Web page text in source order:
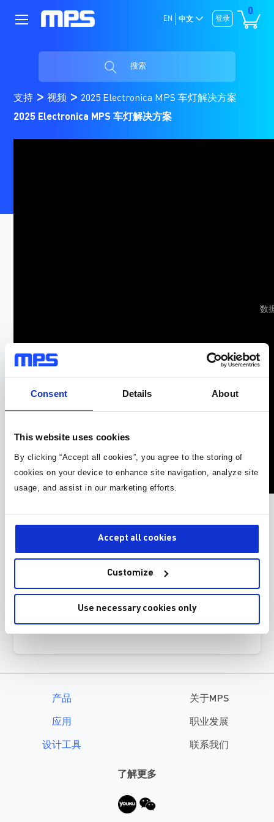
Consent Details About
This website uses cookies
By clicking “Accept all cookies”, you agree to the storing of
cookies on your device to enhance site navigation, analyze site
usage, and assist in our marketing efforts.
Accept all cookies
Customize
Use necessary cookies only
0
登录
EN 中文
搜索
支持 视频
2025 Electronica MPS 车灯解决方案
2025 Electronica MPS 车灯解决方案
数
MPS 车灯解决方案
– 集成AFC™ 的 16 通道动态
MPM3509-AEC1– 降压变换器电源模块
MPM3551-AEC1– 降压变换器电源模块
MPQ2013-AEC1– 线性稳压器
产品
应用
设计工具
关于MPS
职业发展
联系我们
了解更多